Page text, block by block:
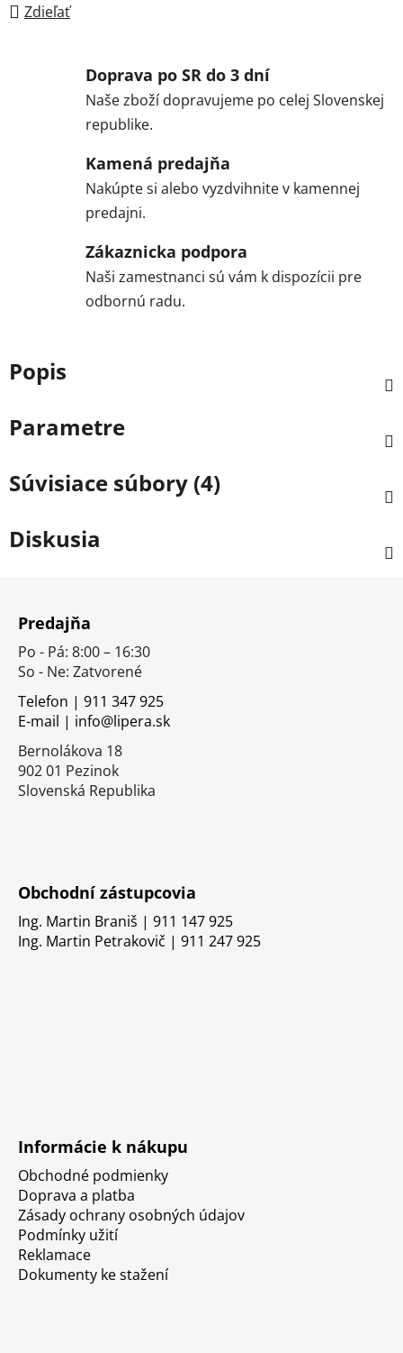
Zdieľať
Doprava po SR do 3 dní
Naše zboží dopravujeme po celej Slovenskej
republike.
Kamená predajňa
Nakúpte si alebo vyzdvihnite v kamennej
predajni.
Zákaznicka podpora
Naši zamestnanci sú vám k dispozícii pre
odbornú radu.
Popis
Parametre
Súvisiace súbory (4)
Diskusia
Predajňa
Po - Pá: 8:00 – 16:30
So - Ne: Zatvorené
Telefon | 911 347 925
E-mail | info@lipera.sk
Bernolákova 18
902 01 Pezinok
Slovenská Republika
Obchodní zástupcovia
Ing. Martin Braniš | 911 147 925
Ing. Martin Petrakovič | 911 247 925
Informácie k nákupu
Obchodné podmienky
Doprava a platba
Zásady ochrany osobných údajov
Podmínky užití
Reklamace
Dokumenty ke stažení